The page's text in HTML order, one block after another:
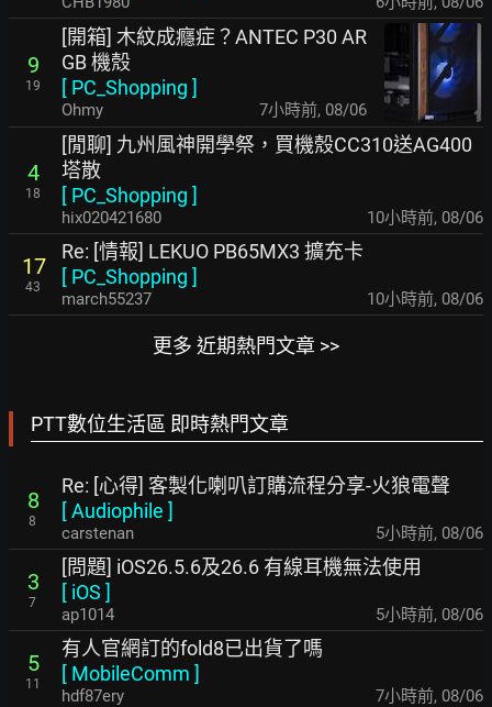
9
19
[開箱] 木紋成癮症？ANTEC P30 AR
GB 機殼
[ PC_Shopping ]
Ohmy 7小時前, 08/06
4
18
[閒聊] 九州風神開學祭，買機殼CC310送AG400
塔散
[ PC_Shopping ]
hix020421680 10小時前, 08/06
17
43
Re: [情報] LEKUO PB65MX3 擴充卡
[ PC_Shopping ]
march55237 10小時前, 08/06
更多 近期熱門文章 >>
PTT數位生活區 即時熱門文章
8
8
Re: [心得] 客製化喇叭訂購流程分享-火狼電聲
[Audiophile ]
carstenan 5小時前, 08/06
3
7
[問題] iOS26.5.6及26.6 有線耳機無法使用
[ iOS ]
ap1014 5小時前, 08/06
5
11
有人官網訂的fold8已出貨了嗎
[ MobileComm ]
hdf87ery 7小時前, 08/06